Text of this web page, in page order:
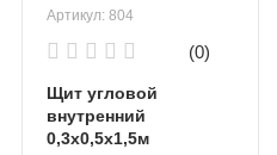
Артикул: 804
(0)
Щит угловой
внутренний
0,3х0,5х1,5м